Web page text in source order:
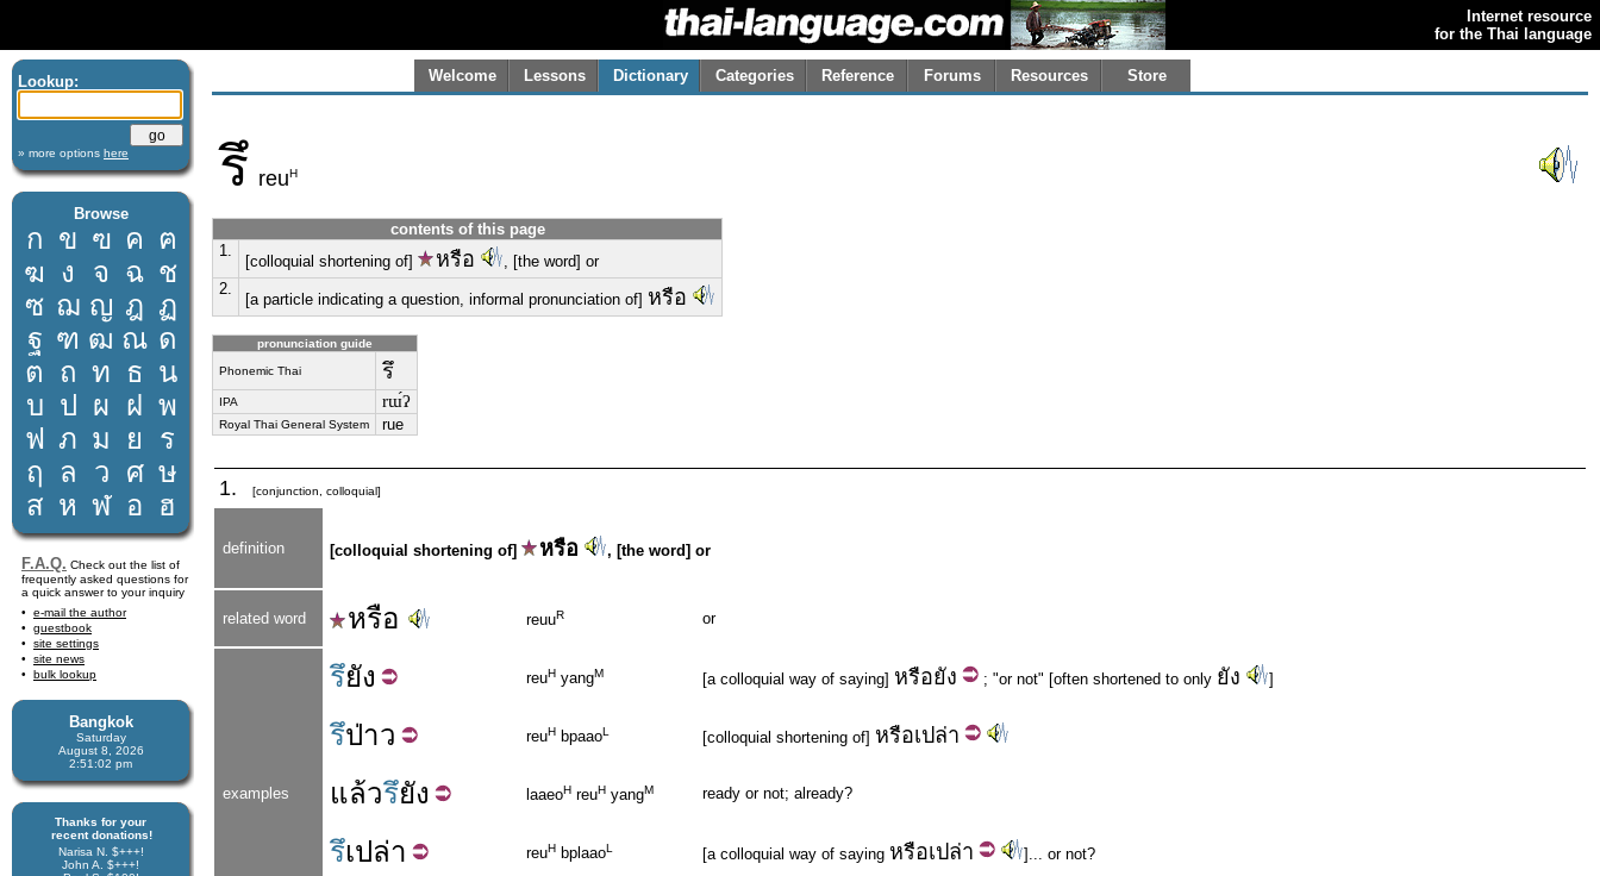
Internet resource
for the Thai language
Lookup:
» more options here
Browse
ก ข ฃ ค ฅ
ฆ ง จ ฉ ช
ซ ฌ ญ ฎ ฏ
ฐ ฑ ฒ ณ ด
ต ถ ท ธ น
บ ป ผ ฝ พ
ฟ ภ ม ย
ร
ฤ
ล ว ศ ษ
ส ห ฬ อ ฮ
F.A.Q. Check out the list of
frequently asked questions for
a quick answer to your inquiry
e-mail the author
guestbook
site settings
site news
bulk lookup
Bangkok
Saturday
August 8, 2026
2:51:03 pm
Thanks for your
recent donations!
Narisa N. $+++!
John A. $+++!
Welcome Lessons Dictionary Categories Reference Forums Resources Store
รึ reuH
contents of this page
1.
[colloquial shortening of] หรือ
, [the word] or
2.
[a particle indicating a question, informal pronunciation of] หรือ
pronunciation guide
Phonemic Thai รึ
IPA rɯ́ʔ
Royal Thai General System rue
1. [conjunction, colloquial]
definition [colloquial shortening of] หรือ , [the word] or
related word หรือ reuuR or
examples
รึยัง reuH yangM [a colloquial way of saying] หรือยัง ; "or not" [often shortened to only ยัง ]
รึป่าว reuH bpaaoL [colloquial shortening of] หรือเปล่า
แล้วรึยัง laaeoH reuH yangM ready or not; already?
รึเปล่า reuH bplaaoL [a colloquial way of saying หรือเปล่า ]... or not?